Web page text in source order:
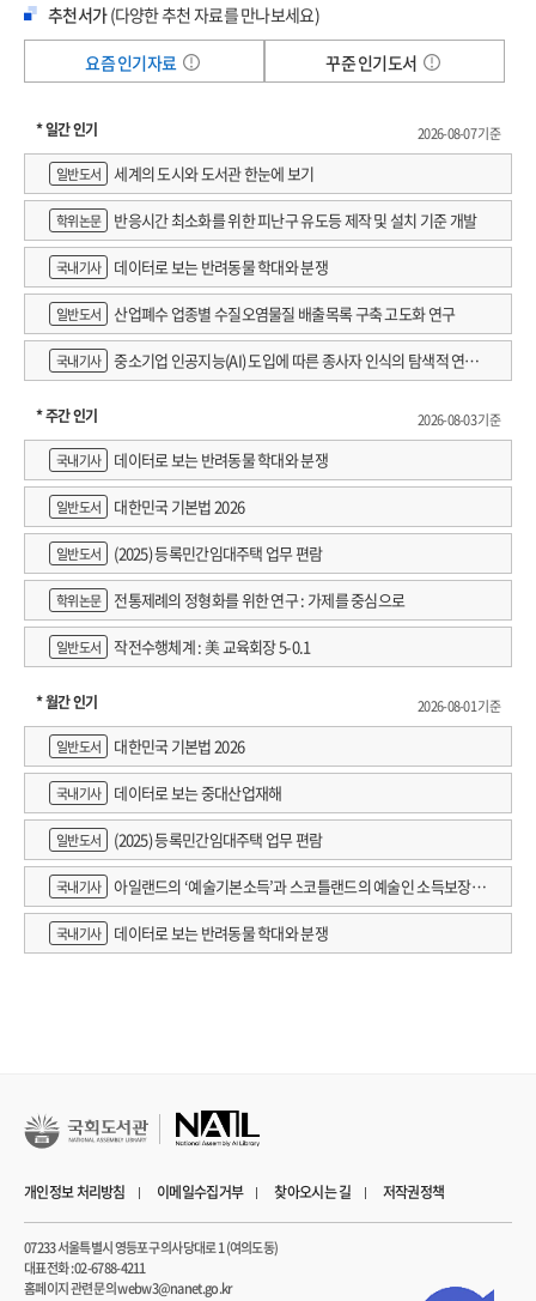
추천서가(다양한 추천 자료를 만나보세요)
요즘 인기자료
꾸준 인기도서
* 일간 인기
2026-08-07 기준
일반도서
세계의 도시와 도서관 한눈에 보기
학위논문 반응시간 최소화를 위한 피난구 유도등 제작 및 설치 기준 개발
국내기사 데이터로 보는 반려동물 학대와 분쟁
일반도서 산업폐수 업종별 수질오염물질 배출목록 구축 고도화 연구
국내기사
중소기업 인공지능(AI) 도입에 따른 종사자 인식의 탐색적 연구 :
* 주간 인기
2026-08-03 기준
국내기사
데이터로 보는 반려동물 학대와 분쟁
일반도서 대한민국 기본법 2026
일반도서 (2025) 등록민간임대주택 업무 편람
학위논문 전통제례의 정형화를 위한 연구 : 가제를 중심으로
일반도서 작전수행체계 : 美 교육회장 5-0.1
* 월간 인기
2026-08-01 기준
일반도서
대한민국 기본법 2026
국내기사 데이터로 보는 중대산업재해
일반도서 (2025) 등록민간임대주택 업무 편람
국내기사
아일랜드의 ‘예술기본소득’과 스코틀랜드의 예술인 소득보장정
책 논의
국내기사 데이터로 보는 반려동물 학대와 분쟁
개인정보 처리방침 이메일수집거부 찾아오시는 길 저작권정책
07233 서울특별시 영등포구 의사당대로 1 (여의도동)
대표전화 : 02-6788-4211
홈페이지 관련 문의 webw3@nanet.go.kr